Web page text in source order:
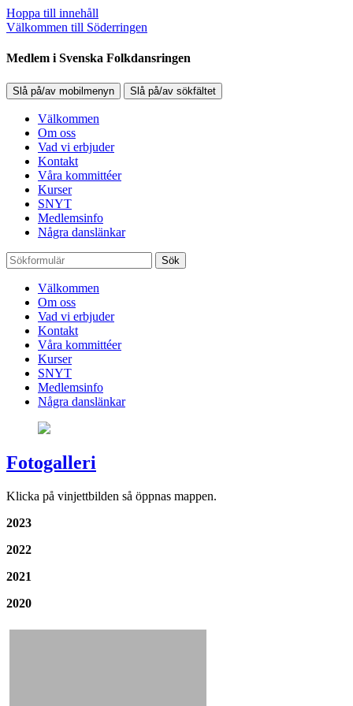
Hoppa till innehåll
Välkommen till Söderringen
Medlem i Svenska Folkdansringen
Slå på/av mobilmenyn Slå på/av sökfältet
Välkommen
Om oss
Vad vi erbjuder
Kontakt
Våra kommittéer
Kurser
SNYT
Medlemsinfo
Några danslänkar
Sök
Välkommen
Om oss
Vad vi erbjuder
Kontakt
Våra kommittéer
Kurser
SNYT
Medlemsinfo
Några danslänkar
Fotogalleri
Klicka på vinjettbilden så öppnas mappen.
2023
2022
2021
2020